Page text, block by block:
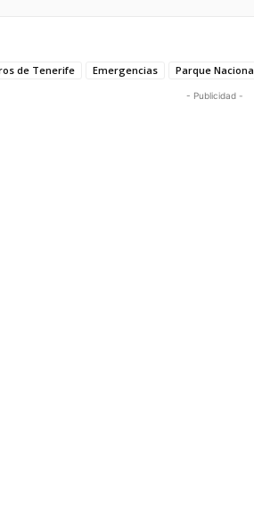
de Tenerife Emergencias Parque
- Publicidad -